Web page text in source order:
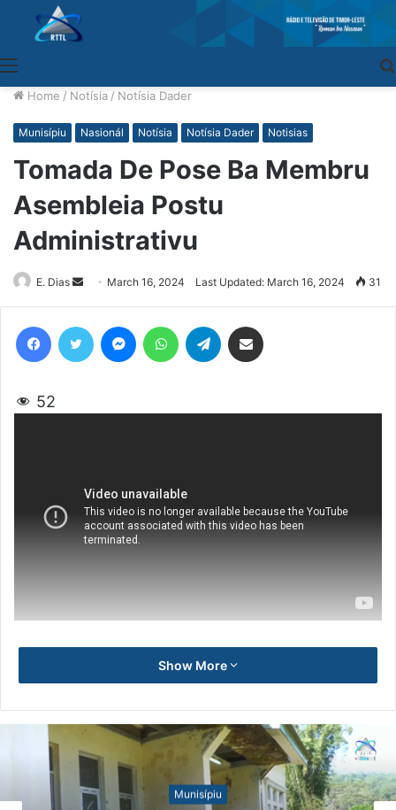
Home / Notísia / Notísia Dader
Munisípiu Nasionál Notísia Notísia Dader Notisias
Tomada De Pose Ba Membru
Asembleia Postu
Administrativu
E. Dias
Send
an
March 16, 2024 Last Updated: March 16, 2024 31
52
Show More
Munisípiu